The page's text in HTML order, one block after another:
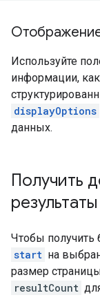
Используйте
информации, как
displayOptions
данных.
Получить
результаты
Чтобы получить
start на
размер
resultCount